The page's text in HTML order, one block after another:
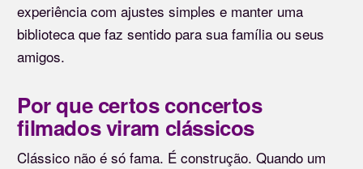
experiência com ajustes simples e manter uma
biblioteca que faz sentido para sua família ou seus
amigos.
Por que certos concertos
filmados viram clássicos
Clássico não é só fama. É construção. Quando um